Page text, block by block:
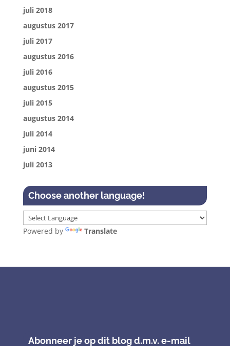
juli 2018
augustus 2017
juli 2017
augustus 2016
juli 2016
augustus 2015
juli 2015
augustus 2014
juli 2014
juni 2014
juli 2013
Choose another language!
Powered by Translate
Abonneer je op dit blog d.m.v. e-mail